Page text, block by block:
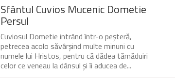
Sfântul Cuvios Mucenic Dometie
Persul
Cuviosul Dometie intrând într-o peșteră,
petrecea acolo săvârșind multe minuni cu
numele lui Hristos, pentru că dădea tămăduiri
celor ce veneau la dânsul și îi aducea de...